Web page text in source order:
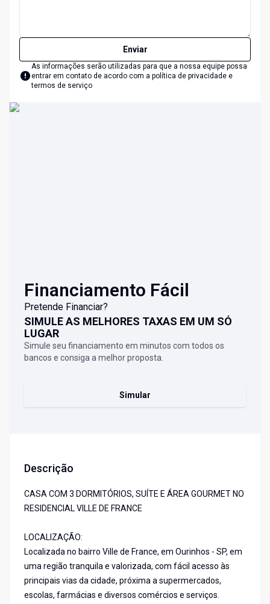
Enviar
As informações serão utilizadas para que a nossa equipe possa
entrar em contato de acordo com a política de privacidade e
termos de serviço
Financiamento Fácil
Pretende Financiar?
SIMULE AS MELHORES TAXAS EM UM SÓ
LUGAR
Simule seu financiamento em minutos com todos os
bancos e consiga a melhor proposta.
Simular
Descrição
CASA COM 3 DORMITÓRIOS, SUÍTE E ÁREA GOURMET NO
RESIDENCIAL VILLE DE FRANCE
LOCALIZAÇÃO:
Localizada no bairro Ville de France, em Ourinhos - SP, em
uma região tranquila e valorizada, com fácil acesso às
principais vias da cidade, próxima a supermercados,
escolas, farmácias e diversos comércios e serviços.